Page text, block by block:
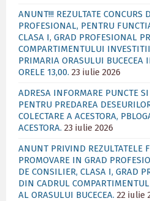
ANUNT!!! REZULTATE CONCURS
PROFESIONAL, PENTRU
CLASA I, GRAD PROFESIONAL
COMPARTIMENTULUI
PRIMARIA ORASULUI BUCECEA
ORELE 13,00. 23 iulie 2026
ADRESA INFORMARE PUNCTE
PENTRU PREDAREA
COLECTARE A ACESTORA,
ACESTORA. 23 iulie 2026
ANUNT PRIVIND REZULTATELE
PROMOVARE IN GRAD
DE CONSILIER, CLASA I, GRAD
DIN CADRUL
AL ORASULUI BUCECEA. 22 iulie